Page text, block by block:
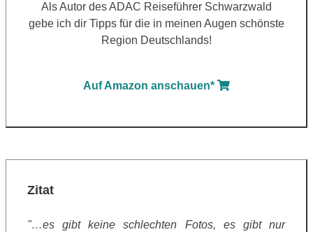
Als Autor des ADAC Reiseführer Schwarzwald
gebe ich dir Tipps für die in meinen Augen schönste
Region Deutschlands!
Auf Amazon anschauen*
Zitat
"…es gibt keine schlechten Fotos, es gibt nur